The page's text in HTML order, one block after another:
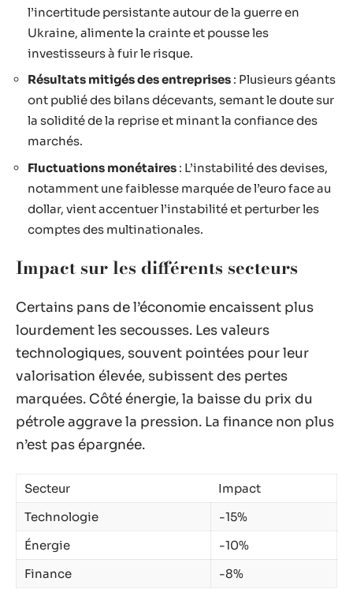
l’incertitude persistante autour de la guerre en
Ukraine, alimente la crainte et pousse les
investisseurs à fuir le risque.
Résultats mitigés des entreprises : Plusieurs géants
ont publié des bilans décevants, semant le doute sur
la solidité de la reprise et minant la confiance des
marchés.
Fluctuations monétaires : L’instabilité des devises,
notamment une faiblesse marquée de l’euro face au
dollar, vient accentuer l’instabilité et perturber les
comptes des multinationales.
Impact sur les différents secteurs
Certains pans de l’économie encaissent plus
lourdement les secousses. Les valeurs
technologiques, souvent pointées pour leur
valorisation élevée, subissent des pertes
marquées. Côté énergie, la baisse du prix du
pétrole aggrave la pression. La finance non plus
n’est pas épargnée.
Secteur
Impact
Technologie
-15%
Énergie
-10%
Finance
-8%